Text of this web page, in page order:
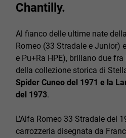
Chantilly.
Al fianco delle ultime nate
Romeo (33 Stradale e Junior)
e Pu+Ra HPE), brillano due
della collezione storica di
Spider Cuneo del 1971 e la
del 1973.
L’Alfa Romeo 33 Stradale del
carrozzeria disegnata da